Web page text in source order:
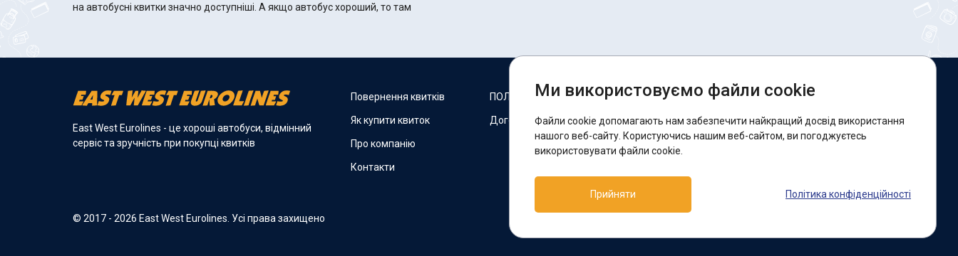
на автобусні квитки значно доступніші. А якщо автобус хороший, то там
East West Eurolines - це хороші автобуси, відмінний
сервіс та зручність при покупці квитків
© 2017 - 2026 East West Eurolines. Усі права захищено
Повернення квитків
Як купити квиток
Про компанію
Контакти
ПОЛІТИКА COOKIES
Договір оферти
Ми в соцмережах:
Facebook
Підтримка:
Telegram-бот
Ми використовуємо файли cookie
Файли cookie допомагають нам забезпечити найкращий досвід використання
нашого веб-сайту. Користуючись нашим веб-сайтом, ви погоджуєтесь
використовувати файли cookie.
Прийняти Політика конфіденційності